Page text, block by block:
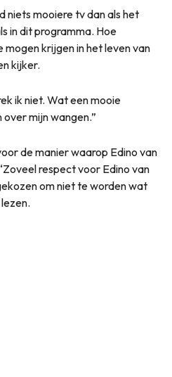
niets mooiere tv dan als het
in dit programma. Hoe
mogen krijgen in het leven van
kijker.
ik niet. Wat een mooie
mijn wangen.”
de manier waarop Edino van
respect voor Edino van
om niet te worden wat